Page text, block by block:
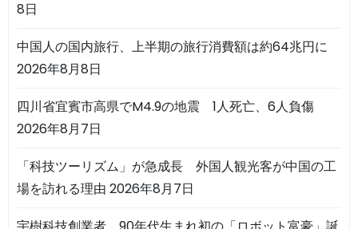
8日
中国人の国内旅行、上半期の旅行消費額は約64兆円に
2026年8月8日
四川省宜賓市高県でM4.9の地震 1人死亡、6人負傷
2026年8月7日
「科技ツーリズム」が急成長 外国人観光客が中国の工
場を訪れる理由 2026年8月7日